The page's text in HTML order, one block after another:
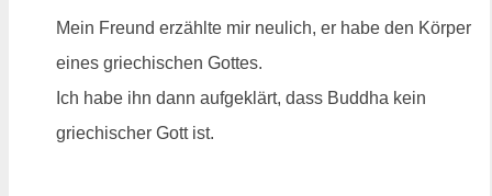
Mein Freund erzählte mir neulich, er habe den Körper
eines griechischen Gottes.
Ich habe ihn dann aufgeklärt, dass Buddha kein
griechischer Gott ist.